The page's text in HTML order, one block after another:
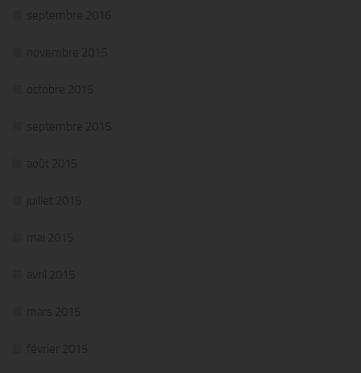
septembre 2016
novembre 2015
octobre 2015
septembre 2015
août 2015
juillet 2015
mai 2015
avril 2015
mars 2015
février 2015